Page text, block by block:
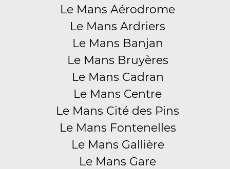
Le Mans Aérodrome
Le Mans Ardriers
Le Mans Banjan
Le Mans Bruyères
Le Mans Cadran
Le Mans Centre
Le Mans Cité des Pins
Le Mans Fontenelles
Le Mans Gallière
Le Mans Gare